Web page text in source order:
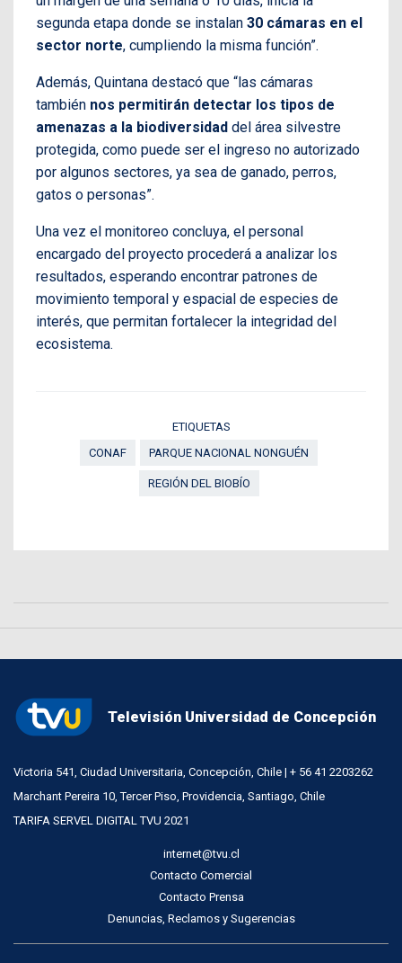
segunda etapa donde se instalan 30 cámaras en el
sector norte, cumpliendo la misma función”.
Además, Quintana destacó que “las cámaras
también nos permitirán detectar los tipos de
amenazas a la biodiversidad del área silvestre
protegida, como puede ser el ingreso no autorizado
por algunos sectores, ya sea de ganado, perros,
gatos o personas”.
Una vez el monitoreo concluya, el personal
encargado del proyecto procederá a analizar los
resultados, esperando encontrar patrones de
movimiento temporal y espacial de especies de
interés, que permitan fortalecer la integridad del
ecosistema.
ETIQUETAS
CONAF
PARQUE NACIONAL NONGUÉN
REGIÓN DEL BIOBÍO
Televisión Universidad de Concepción
Victoria 541, Ciudad Universitaria, Concepción, Chile | + 56 41 2203262
Marchant Pereira 10, Tercer Piso, Providencia, Santiago, Chile
TARIFA SERVEL DIGITAL TVU 2021
internet@tvu.cl
Contacto Comercial
Contacto Prensa
Denuncias, Reclamos y Sugerencias